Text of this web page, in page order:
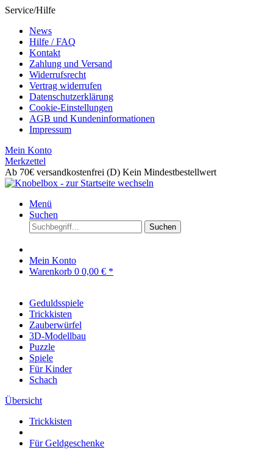
Service/Hilfe
News
Hilfe / FAQ
Kontakt
Zahlung und Versand
Widerrufsrecht
Vertrag widerrufen
Datenschutzerklärung
Cookie-Einstellungen
AGB und Kundeninformationen
Impressum
Mein Konto
Merkzettel
Ab 70€ versandkostenfrei (D) Kein Mindestbestellwert
Menü
Suchen
Suchen
Mein Konto
Warenkorb 0 0,00 € *
Geduldsspiele
Trickkisten
Zauberwürfel
3D-Modellbau
Puzzle
Spiele
Für Kinder
Schach
Übersicht
Trickkisten
Für Geldgeschenke